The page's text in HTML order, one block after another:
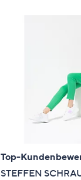
Top-
STEFFEN